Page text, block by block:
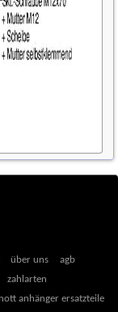
über uns
agb
zahlarten
anhänger ersatzteile